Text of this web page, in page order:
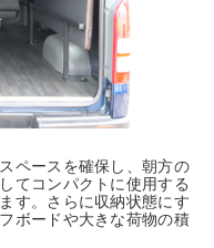
ペースを確保し、朝方の
てコンパクトに使用する
す。さらに収納状態にす
ボードや大きな荷物の積